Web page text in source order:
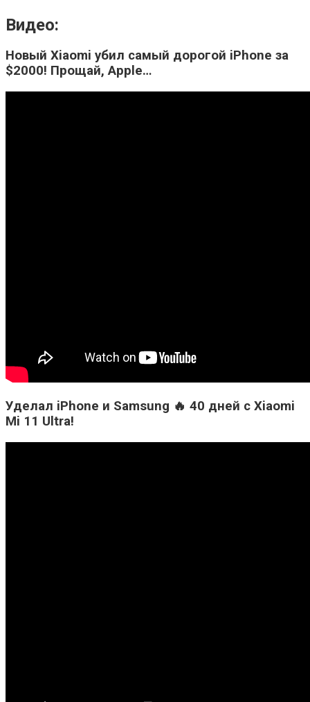
Видео:
Новый Xiaomi убил самый дорогой iPhone за
$2000! Прощай, Apple…
Уделал iPhone и Samsung 🔥 40 дней с Xiaomi
Mi 11 Ultra!